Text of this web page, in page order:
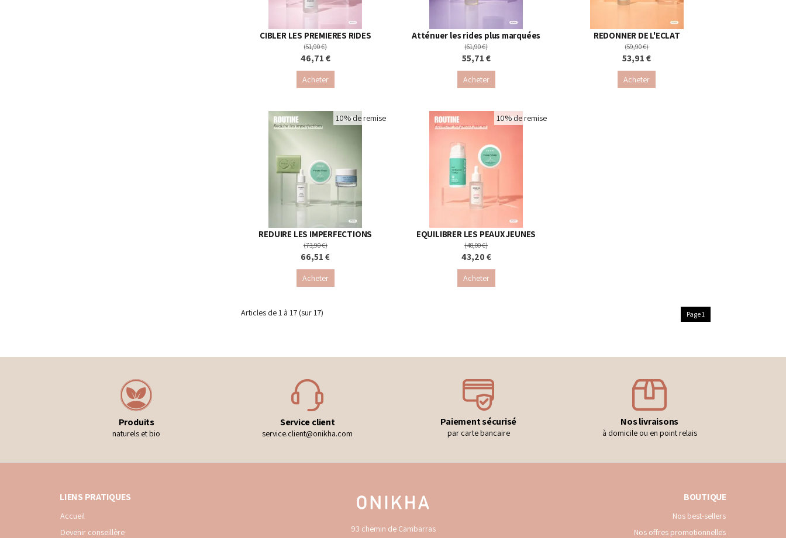
CIBLER LES PREMIERES RIDES
(51,90 €)
46,71 €
Acheter
Atténuer les rides plus marquées
(61,90 €)
55,71 €
Acheter
REDONNER DE L'ECLAT
(59,90 €)
53,91 €
Acheter
10% de remise
REDUIRE LES IMPERFECTIONS
(73,90 €)
66,51 €
Acheter
10% de remise
EQUILIBRER LES PEAUX JEUNES
(48,00 €)
43,20 €
Acheter
Page 1
Articles de1 à 17 (sur17)
Produits
naturels et bio
Service client
service.client@onikha.com
Paiement sécurisé
par carte bancaire
Nos livraisons
à domicile ou en point relais
LIENS PRATIQUES
Accueil
Devenir conseillère
93 chemin de Cambarras
BOUTIQUE
Nos best-sellers
Nos offres promotionnelles